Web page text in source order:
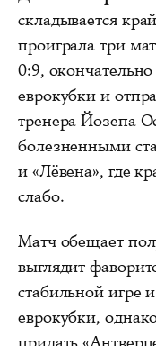
складывается
проиграла три
0:9,
еврокубки и
тренера Йозепа
болезненными
и «Лёвена», где
слабо.
Матч обещает
выглядит
стабильной игре
еврокубки,